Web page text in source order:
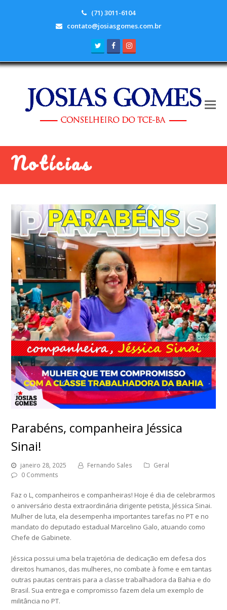
(71) 3011-6104
contato@josiasgomes.com.br
TwitterFacebook
Notícias
Parabéns, companheira Jéssica
Sinai!
janeiro 28, 2025 Fernando Sales
Geral
0 Comments
Faz o L, companheiros e companheiras! Hoje é dia de celebrarmos
o aniversário desta extraordinária dirigente petista, Jéssica Sinai.
Mulher de luta, ela desempenha importantes tarefas no PT e no
mandato do deputado estadual Marcelino Galo, atuando como
Chefe de Gabinete.
Jéssica possui uma bela trajetória de dedicação em defesa dos
direitos humanos, das mulheres, no combate à fome e em tantas
outras pautas centrais para a classe trabalhadora da Bahia e do
Brasil. Sua entrega e compromisso fazem dela um exemplo de
militância no PT.